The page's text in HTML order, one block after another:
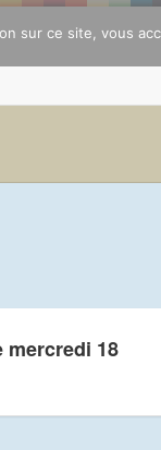
mercredi 18
sur ce site, vous